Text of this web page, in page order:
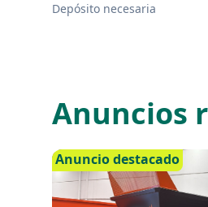
Depósito necesaria
Anuncios
Anuncio destacado